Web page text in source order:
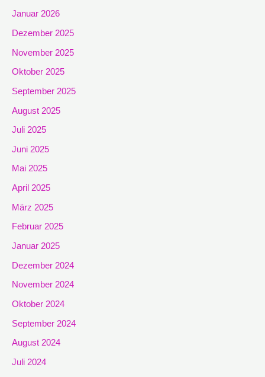
Januar 2026
Dezember 2025
November 2025
Oktober 2025
September 2025
August 2025
Juli 2025
Juni 2025
Mai 2025
April 2025
März 2025
Februar 2025
Januar 2025
Dezember 2024
November 2024
Oktober 2024
September 2024
August 2024
Juli 2024